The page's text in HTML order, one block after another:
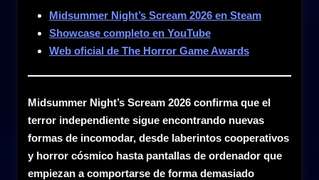
Midsummer Night’s Scream 2026 en Steam
Showcase completo en YouTube
Web oficial de The Horror Game Awards
Midsummer Night’s Scream 2026 confirma que el
terror independiente sigue encontrando nuevas
formas de incomodar, desde laberintos cooperativos
y horror cósmico hasta pantallas de ordenador que
empiezan a comportarse de forma demasiado